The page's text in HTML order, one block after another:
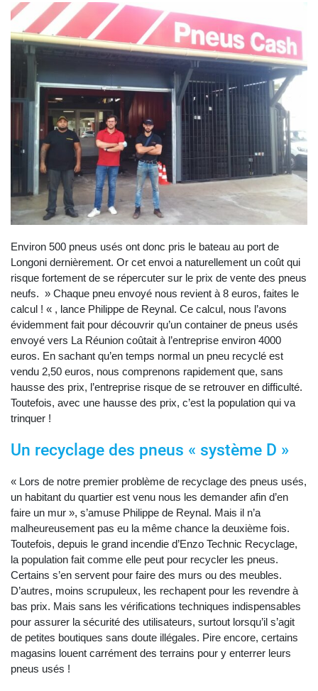
Environ 500 pneus usés ont donc pris le bateau au port de
Longoni dernièrement. Or cet envoi a naturellement un coût qui
risque fortement de se répercuter sur le prix de vente des pneus
neufs. » Chaque pneu envoyé nous revient à 8 euros, faites le
calcul ! « , lance Philippe de Reynal. Ce calcul, nous l’avons
évidemment fait pour découvrir qu’un container de pneus usés
envoyé vers La Réunion coûtait à l’entreprise environ 4000
euros. En sachant qu’en temps normal un pneu recyclé est
vendu 2,50 euros, nous comprenons rapidement que, sans
hausse des prix, l’entreprise risque de se retrouver en difficulté.
Toutefois, avec une hausse des prix, c’est la population qui va
trinquer !
Un recyclage des pneus « système D »
« Lors de notre premier problème de recyclage des pneus usés,
un habitant du quartier est venu nous les demander afin d’en
faire un mur », s’amuse Philippe de Reynal. Mais il n’a
malheureusement pas eu la même chance la deuxième fois.
Toutefois, depuis le grand incendie d’Enzo Technic Recyclage,
la population fait comme elle peut pour recycler les pneus.
Certains s’en servent pour faire des murs ou des meubles.
D’autres, moins scrupuleux, les rechapent pour les revendre à
bas prix. Mais sans les vérifications techniques indispensables
pour assurer la sécurité des utilisateurs, surtout lorsqu’il s’agit
de petites boutiques sans doute illégales. Pire encore, certains
magasins louent carrément des terrains pour y enterrer leurs
pneus usés !